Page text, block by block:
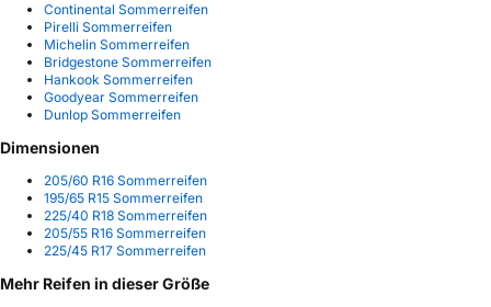
Continental Sommerreifen
Pirelli Sommerreifen
Michelin Sommerreifen
Bridgestone Sommerreifen
Hankook Sommerreifen
Goodyear Sommerreifen
Dunlop Sommerreifen
Dimensionen
205/60 R16 Sommerreifen
195/65 R15 Sommerreifen
225/40 R18 Sommerreifen
205/55 R16 Sommerreifen
225/45 R17 Sommerreifen
Mehr Reifen in dieser Größe